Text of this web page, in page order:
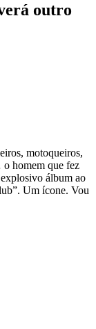
outro
motoqueiros,
homem que fez
álbum ao
Um ícone. Vou